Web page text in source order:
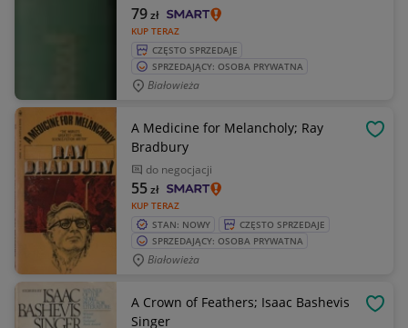
KUP TERAZ
79zł
CZĘSTO SPRZEDAJE
SPRZEDAJĄCY: OSOBA PRYWATNA
Białowieża
A Medicine for Melancholy; Ray
Bradbury
do negocjacji
KUP TERAZ
55zł
STAN: NOWY
CZĘSTO SPRZEDAJE
SPRZEDAJĄCY: OSOBA PRYWATNA
Białowieża
A Crown of Feathers; Isaac Bashevis
Singer